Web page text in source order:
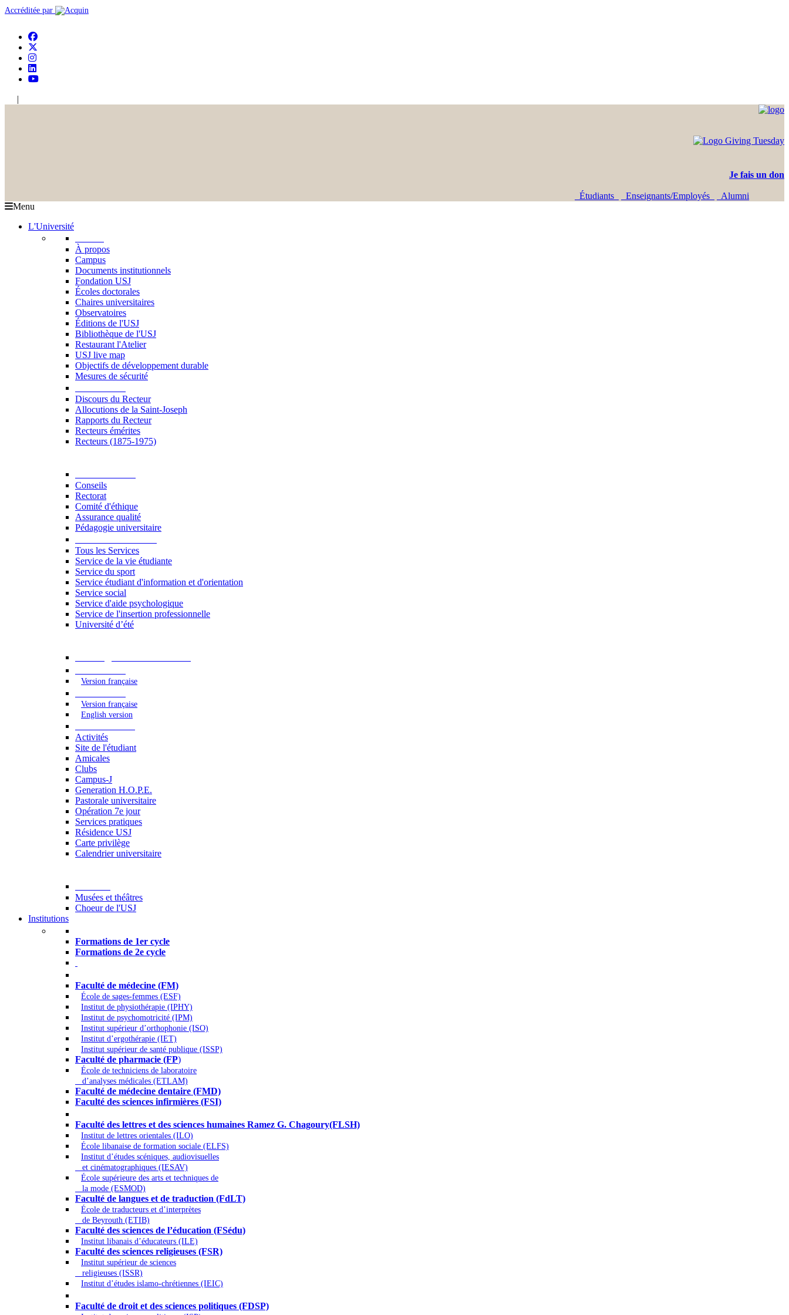
Accréditée par
|
Je fais un don
Étudiants Enseignants/Employés
Alumni
Menu
L'Université
À propos
Campus
Documents institutionnels
Fondation USJ
Écoles doctorales
Chaires universitaires
Observatoires
Éditions de l'USJ
Bibliothèque de l'USJ
Restaurant l'Atelier
USJ live map
Objectifs de développement durable
Mesures de sécurité
Discours du Recteur
Allocutions de la Saint-Joseph
Rapports du Recteur
Recteurs émérites
Recteurs (1875-1975)
Conseils
Rectorat
Comité d'éthique
Assurance qualité
Pédagogie universitaire
Tous les Services
Service de la vie étudiante
Service du sport
Service étudiant d'information et d'orientation
Service social
Service d'aide psychologique
Service de l'insertion professionnelle
Université d’été
Version française
Version française
English version
Activités
Site de l'étudiant
Amicales
Clubs
Campus-J
Generation H.O.P.E.
Pastorale universitaire
Opération 7e jour
Services pratiques
Résidence USJ
Carte privilège
Calendrier universitaire
Musées et théâtres
Choeur de l'USJ
Institutions
Formations de 1er cycle
Formations de 2e cycle
Faculté de médecine (FM)
École de sages-femmes (ESF)
Institut de physiothérapie (IPHY)
Institut de psychomotricité (IPM)
Institut supérieur d’orthophonie (ISO)
Institut d’ergothérapie (IET)
Institut supérieur de santé publique (ISSP)
Faculté de pharmacie (FP)
École de techniciens de laboratoire
d’analyses médicales (ETLAM)
Faculté de médecine dentaire (FMD)
Faculté des sciences infirmières (FSI)
Faculté des lettres et des sciences humaines Ramez G. Chagoury(FLSH)
Institut de lettres orientales (ILO)
École libanaise de formation sociale (ELFS)
Institut d’études scéniques, audiovisuelles
et cinématographiques (IESAV)
École supérieure des arts et techniques de
la mode (ESMOD)
Faculté de langues et de traduction (FdLT)
École de traducteurs et d’interprètes
de Beyrouth (ETIB)
Faculté des sciences de l’éducation (FSédu)
Institut libanais d’éducateurs (ILE)
Faculté des sciences religieuses (FSR)
Institut supérieur de sciences
religieuses (ISSR)
Institut d’études islamo-chrétiennes (IEIC)
Faculté de droit et des sciences politiques (FDSP)